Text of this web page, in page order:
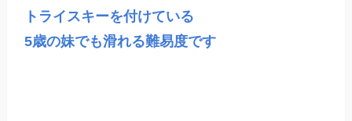
トライスキーを付けている
5歳の妹でも滑れる難易度です